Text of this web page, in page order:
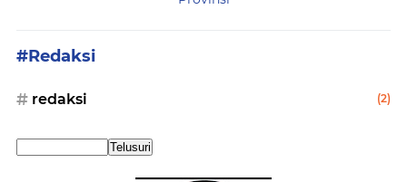
#Redaksi
redaksi (2)